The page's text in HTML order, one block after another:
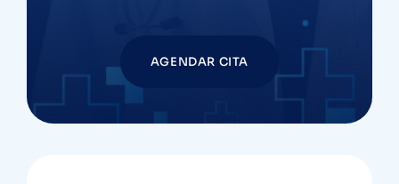
AGENDAR CITA